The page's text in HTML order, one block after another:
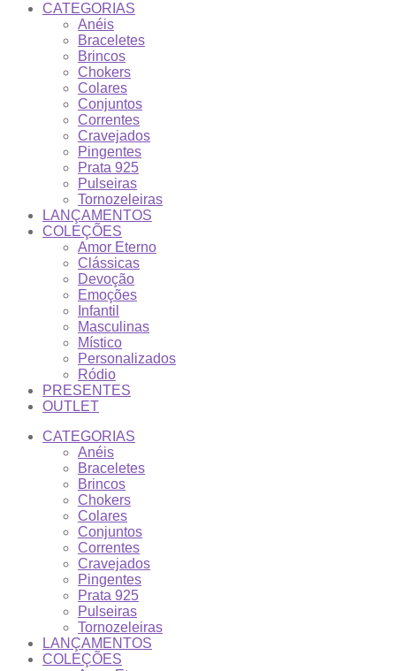
CATEGORIAS
Anéis
Braceletes
Brincos
Chokers
Colares
Conjuntos
Correntes
Cravejados
Pingentes
Prata 925
Pulseiras
Tornozeleiras
LANÇAMENTOS
COLEÇÕES
Amor Eterno
Clássicas
Devoção
Emoções
Infantil
Masculinas
Místico
Personalizados
Ródio
PRESENTES
OUTLET
CATEGORIAS
Anéis
Braceletes
Brincos
Chokers
Colares
Conjuntos
Correntes
Cravejados
Pingentes
Prata 925
Pulseiras
Tornozeleiras
LANÇAMENTOS
COLEÇÕES